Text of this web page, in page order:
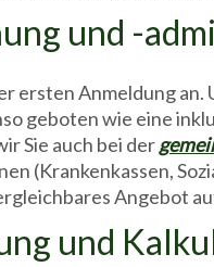
und -
ersten Anmeldung
geboten wie eine
Sie auch bei der
(Krankenkassen,
Angebot
und